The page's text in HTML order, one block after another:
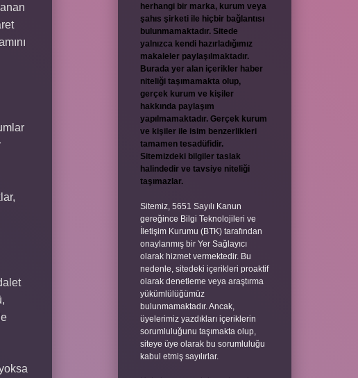
herhangi bir marka, kurum veya
şahıs şirketi ile hiçbir bağlantısı
bulunmamaktadır. Sitede
yalnızca kendi hazırladığımız
makaleler paylaşılmaktadır.
Burada yer alan içerikler haber
niteliği taşımamakta olup,
gerçek kurum ve kişiler
hakkında paylaşım
yapılmamaktadır. Gerçek kurum
ve kişiler ile isim benzerlikleri
tamamen tesadüfidir.
Sitemizdeki bilgiler taslak
halindedir ve tavsiye niteliği
taşımazlar.
Sitemiz, 5651 Sayılı Kanun
gereğince Bilgi Teknolojileri ve
İletişim Kurumu (BTK) tarafından
onaylanmış bir Yer Sağlayıcı
olarak hizmet vermektedir. Bu
nedenle, sitedeki içerikleri proaktif
olarak denetleme veya araştırma
yükümlülüğümüz
bulunmamaktadır. Ancak,
üyelerimiz yazdıkları içeriklerin
sorumluluğunu taşımakta olup,
siteye üye olarak bu sorumluluğu
kabul etmiş sayılırlar.